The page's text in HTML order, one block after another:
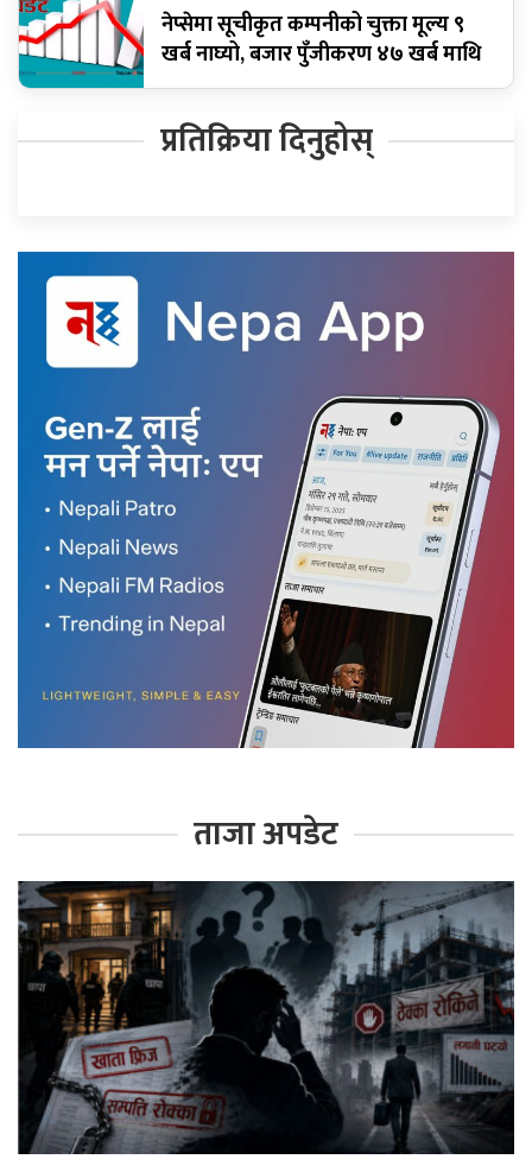
नेप्सेमा सूचीकृत कम्पनीको चुक्ता मूल्य ९
खर्ब नाघ्यो, बजार पुँजीकरण ४७ खर्ब माथि
प्रतिक्रिया दिनुहोस्
ताजा अपडेट